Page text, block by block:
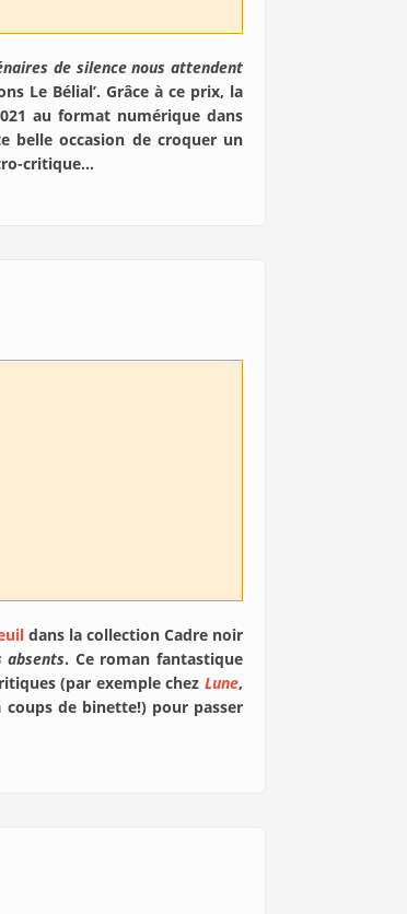
de silence nous attendent
Le Bélial’. Grâce à ce prix, la
au format numérique dans
belle occasion de croquer un
critique…
dans la collection Cadre noir
absents. Ce roman fantastique
(par exemple chez Lune,
de binette!) pour passer